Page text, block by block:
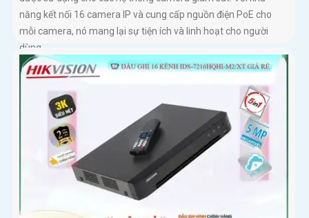
năng kết nối 16 camera IP và cung cấp nguồn điện PoE cho
mỗi camera, nó mang lại sự tiện ích và linh hoạt cho người
dùng